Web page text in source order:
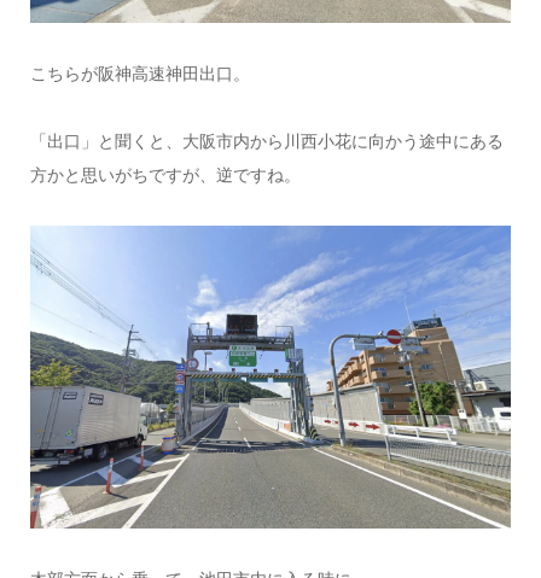
こちらが阪神高速神田出口。
「出口」と聞くと、大阪市内から川西小花に向かう途中にある
方かと思いがちですが、逆ですね。